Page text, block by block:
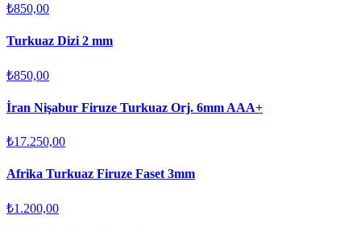
₺850,00
Turkuaz Dizi 2 mm
₺850,00
İran Nişabur Firuze Turkuaz Orj. 6mm AAA+
₺17.250,00
Afrika Turkuaz Firuze Faset 3mm
₺1.200,00